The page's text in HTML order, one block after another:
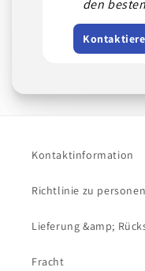
den
Kontaktinformation
Richtlinie zu
Lieferung &amp;
Fracht